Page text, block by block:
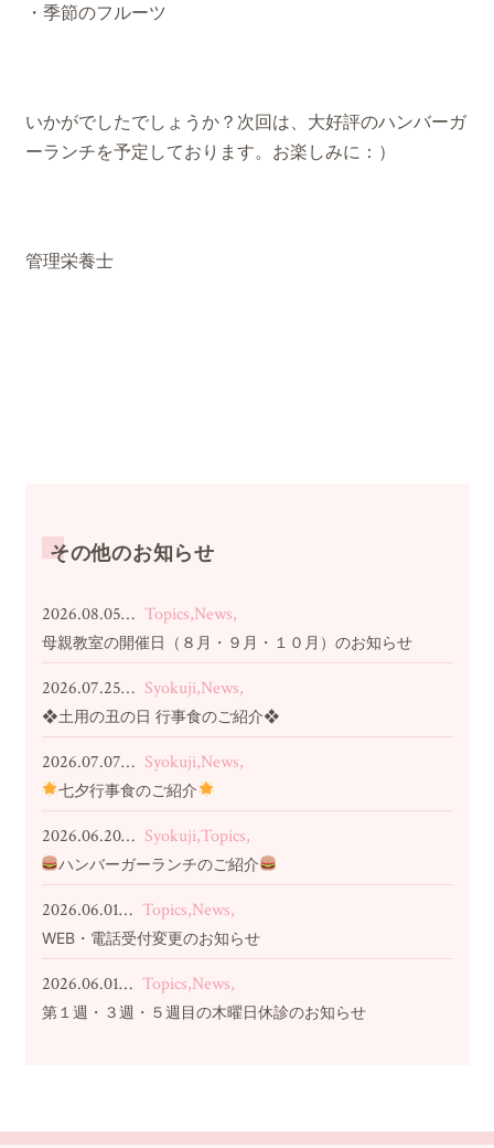
・季節のフルーツ
いかがでしたでしょうか？次回は、大好評のハンバーガ
ーランチを予定しております。お楽しみに：）
管理栄養士
その他のお知らせ
2026.08.05… Topics,News,
母親教室の開催日（８月・９月・１０月）のお知らせ
2026.07.25… Syokuji,News,
❖土用の丑の日 行事食のご紹介❖
2026.07.07… Syokuji,News,
七夕行事食のご紹介
2026.06.20… Syokuji,Topics,
ハンバーガーランチのご紹介
2026.06.01… Topics,News,
WEB・電話受付変更のお知らせ
2026.06.01… Topics,News,
第１週・３週・５週目の木曜日休診のお知らせ